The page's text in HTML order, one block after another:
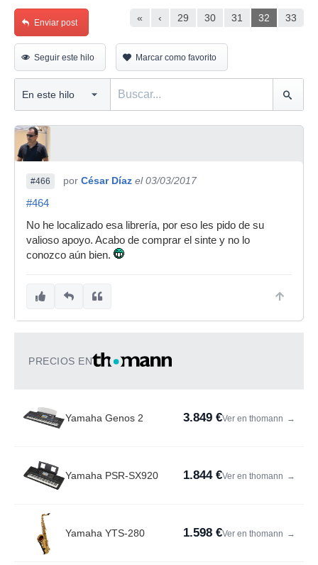
« ‹ 29 30 31 32 33
Enviar post
Seguir este hilo Marcar como favorito
#466 por César Díaz el 03/03/2017
#464
No he localizado esa librería, por eso les pido de su
valioso apoyo. Acabo de comprar el sinte y no lo
conozco aún bien.
PRECIOS EN
Yamaha Genos 2 3.849 €Ver en thomann →
Yamaha PSR-SX920 1.844 €Ver en thomann →
Yamaha YTS-280 1.598 €Ver en thomann →